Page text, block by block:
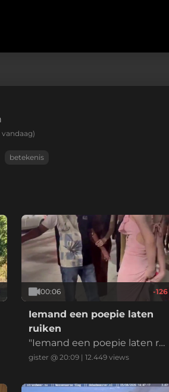
vandaag)
betekenis
00:06 -126
Iemand een poepie laten
ruiken
"Iemand een poepie laten rui
ken" is een bekende Nederla
ent dat je iemand wilt verbaz
gister @ 20:09| 12.449views